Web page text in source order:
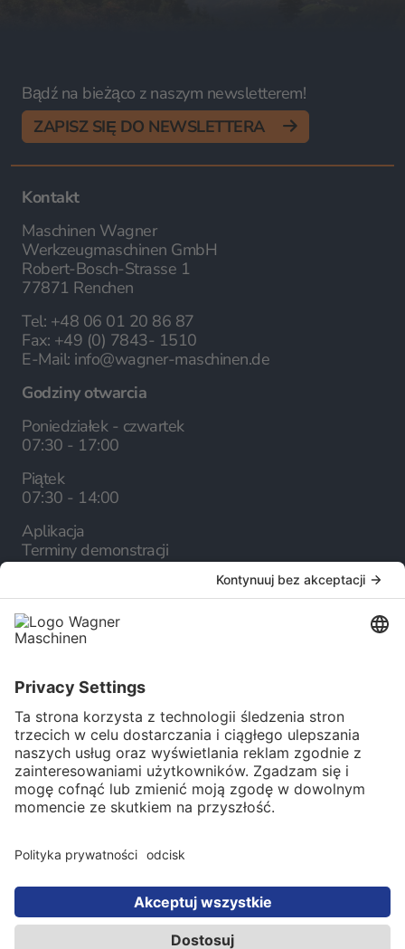
Bądź na bieżąco z naszym newsletterem!
ZAPISZ SIĘ DO NEWSLETTERA
Kontakt
Maschinen Wagner
Werkzeugmaschinen GmbH
Robert-Bosch-Strasse 1
77871 Renchen
Tel: +48 06 01 20 86 87
Fax: +49 (0) 7843- 1510
E-Mail: info@wagner-maschinen.de
Godziny otwarcia
Poniedziałek - czwartek
07:30 - 17:00
Piątek
07:30 - 14:00
Aplikacja
Terminy demonstracji
O nas
Kariera
Newsletter
Wybór języka
Polski
© 2025 Maschinen Wagner Werkzeugmaschinen
GmbH. Wszelkie prawa zastrzeżone